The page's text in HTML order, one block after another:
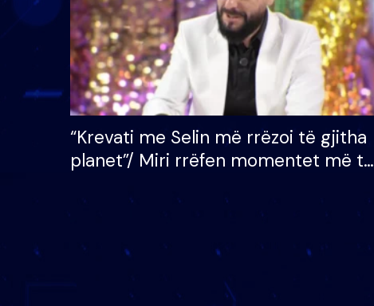
“Krevati me Selin më rrëzoi të gjitha
planet”/ Miri rrëfen momentet më të
mungojë zilja e mëngjesit kur…